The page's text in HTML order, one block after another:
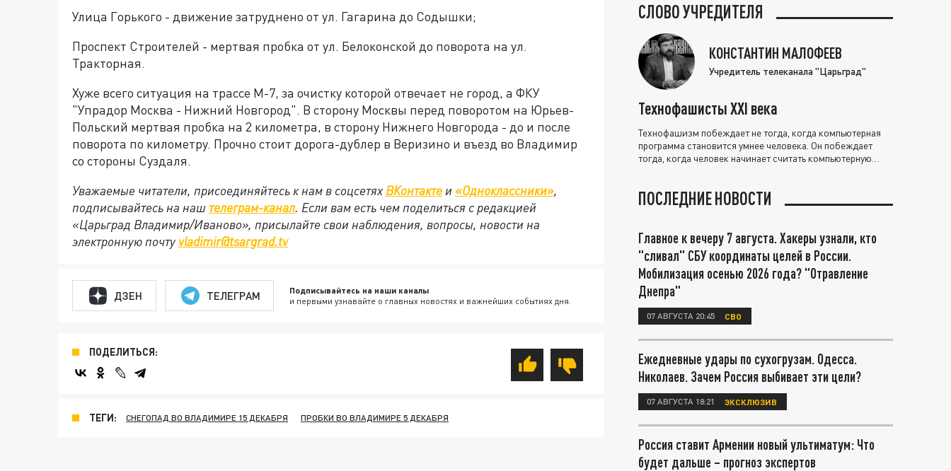
Улица Горького - движение затруднено от ул. Гагарина до Содышки;
Проспект Строителей - мертвая пробка от ул. Белоконской до поворота на ул.
Тракторная.
Хуже всего ситуация на трассе М-7, за очистку которой отвечает не город, а ФКУ
"Упрадор Москва - Нижний Новгород". В сторону Москвы перед поворотом на Юрьев-
Польский мертвая пробка на 2 километра, в сторону Нижнего Новгорода - до и после
поворота по километру. Прочно стоит дорога-дублер в Веризино и въезд во Владимир
со стороны Суздаля.
Уважаемые читатели, присоединяйтесь к нам в соцсетях ВКонтакте и «Одноклассники»,
подписывайтесь на наш телеграм-канал. Если вам есть чем поделиться с редакцией
«Царьград Владимир/Иваново», присылайте свои наблюдения, вопросы, новости на
электронную почту vladimir@tsargrad.tv
ДЗЕН ТЕЛЕГРАМ Подписывайтесь на наши каналы
и первыми узнавайте о главных новостях и важнейших событиях дня.
ПОДЕЛИТЬСЯ:
ТЕГИ: СНЕГОПАД ВО ВЛАДИМИРЕ 15 ДЕКАБРЯ ПРОБКИ ВО ВЛАДИМИРЕ 5 ДЕКАБРЯ
СЛОВО УЧРЕДИТЕЛЯ
КОНСТАНТИН МАЛОФЕЕВ
Учредитель телеканала "Царьград"
Технофашисты XXI века
Технофашизм побеждает не тогда, когда компьютерная
программа становится умнее человека. Он побеждает
тогда, когда человек начинает считать компьютерную
ПОСЛЕДНИЕ НОВОСТИ
Главное к вечеру 7 августа. Хакеры узнали, кто
"сливал" СБУ координаты целей в России.
Мобилизация осенью 2026 года? "Отравление
Днепра"
07 АВГУСТА 20:45 СВО
Ежедневные удары по сухогрузам. Одесса.
Николаев. Зачем Россия выбивает эти цели?
07 АВГУСТА 18:21 ЭКСКЛЮЗИВ
Россия ставит Армении новый ультиматум: Что
будет дальше – прогноз экспертов